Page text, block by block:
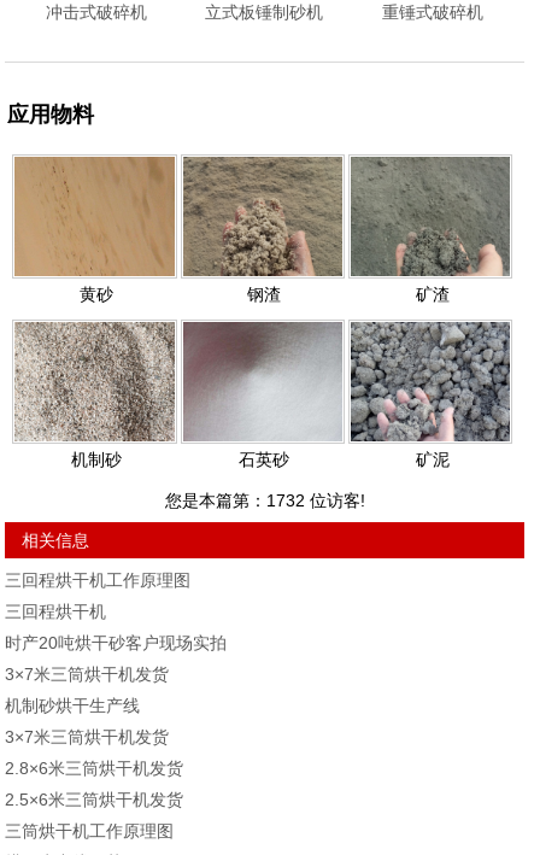
冲击式破碎机 立式板锤制砂机 重锤式破碎机
应用物料
黄砂 钢渣 矿渣
机制砂 石英砂 矿泥
您是本篇第： 1732 位访客!
相关信息
三回程烘干机工作原理图
三回程烘干机
时产20吨烘干砂客户现场实拍
3×7米三筒烘干机发货
机制砂烘干生产线
3×7米三筒烘干机发货
2.8×6米三筒烘干机发货
2.5×6米三筒烘干机发货
三筒烘干机工作原理图